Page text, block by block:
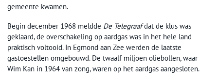
gemeente kwamen.
Begin december 1968 meldde De Telegraafdat de klus was
geklaard, de overschakeling op aardgas was in het hele land
praktisch voltooid. In Egmond aan Zee werden de laatste
gastoestellen omgebouwd. De twaalf miljoen oliebollen, waar
Wim Kan in 1964 van zong, waren op het aardgas aangesloten.